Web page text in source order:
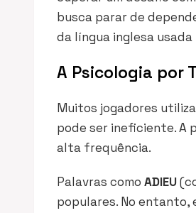
busca parar de
da língua inglesa usada
A Psicologia por
Muitos jogadores
pode ser ineficiente. A
alta frequência.
Palavras como ADIEU
populares. No entanto,